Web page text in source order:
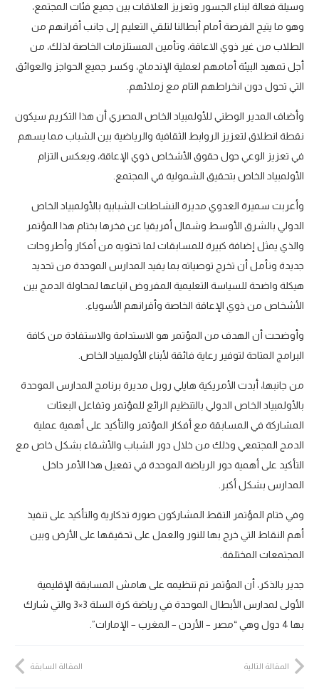
وسيلة فعالة لبناء الجسور وتعزيز العلاقات بين جميع فئات المجتمع،
وهو ما يتيح الفرصة أمام أبطالنا لتلقي التعليم إلى جانب أقرانهم من
الطلاب من غير ذوي الاعاقة، وتأمين المستلزمات الخاصة لذلك، من
أجل تمهيد البيئة أمامهم لعملية الإندماج، وكسر جميع الحواجز والعوائق
التي تحول دون انخراطهم التام مع زملائهم.
وأضاف المدير الوطني للأولمبياد الخاص المصري أن هذا التكريم سيكون
نقطة انطلاق لتعزيز الروابط الثقافية والرياضية بين الشباب مما يسهم
في تعزيز الوعي حول حقوق الأشخاص ذوي الإعاقة، ويعكس التزام
الأولمبياد الخاص بتحقيق الشمولية في المجتمع.
وأعربت سميرة العدوي مديرة النشاطات الشبابية بالأولمبياد الخاص
الدولي بالشرق الأوسط وشمال أفريقيا عن فخرها بختام هذا المؤتمر
والذي يمثل إضافة كبيرة للمسابقات لما تحتويه من أفكار وأطروحات
جديدة ونأمل أن تخرج توصياته بما يفيد المدارس الموحدة من تحديد
هيكلة واضحة للسياسة التعليمية المفروض اتباعها لمحاولة الدمج بين
الأشخاص من ذوي الإعاقة الخاصة وأقرانهم الأسوياء.
وأوضحت أن الهدف من المؤتمر هو الاستدامة والاستفادة من كافة
البرامج المتاحة لتوفير رعاية فائقة لأبناء الأولمبياد الخاص.
من جانبها، أبدت الأمريكية هايلي روبل مديرة برنامج المدارس الموحدة
بالأولمبياد الخاص الدولي بالتنظيم الرائع للمؤتمر وتفاعل البعثات
المشاركة في المسابقة مع أفكار المؤتمر والتأكيد على أهمية عملية
الدمج المجتمعي وذلك من خلال دور الشباب والأشقاء بشكل خاص مع
التأكيد على أهمية دور الرياضة الموحدة في تفعيل هذا الأمر داخل
المدارس بشكل أكبر.
وفي ختام المؤتمر التقط المشاركون صورة تذكارية والتأكيد على تنفيذ
أهم النقاط التي خرج بها للنور والعمل على تحقيقها على الأرض وبين
المجتمعات المختلفة.
جدير بالذكر، أن المؤتمر تم تنظيمه على هامش المسابقة الإقليمية
الأولى لمدارس الأبطال الموحدة في رياضة كرة السلة 3×3 والتي شارك
بها 4 دول وهي “مصر – الأردن – المغرب – الإمارات”.
المقالة السابقة المقالة التالية